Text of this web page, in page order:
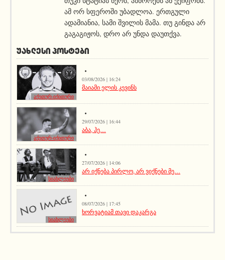
ამ ორ სფეროში უბადლოა. ერთგული
ადამიანია, სამი შვილის მამა. თუ გინდა არ
გაგაგიჟოს, დრო არ უნდა დაუთქვა.
ᲣᲐᲮᲚᲔᲡᲘ ᲞᲝᲡᲢᲔᲑᲘ
აქეთურ-იქითური
03/08/2026 | 16:24
მაიამი ელის კევინს
აქეთურ-იქითური
29/07/2026 | 16:44
აბა, ჰე…
სიახლეები
27/07/2026 | 14:06
არ იქნება პირლო, არ ვიქნები მე…
სიახლეები
08/07/2026 | 17:45
ხორვატიამ თავი დაკარგა